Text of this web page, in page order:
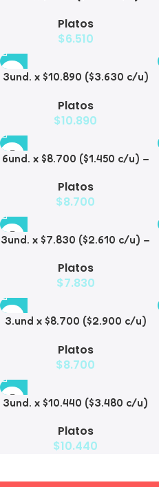
Mascotas
Platos
$6.510
3und. x $10.890 ($3.630 c/u)
para Mascotas
Platos
$10.890
6und. x $8.700 ($1.450 c/u) –
Platos
$8.700
3und. x $7.830 ($2.610 c/u) –
Mascotas
Platos
$7.830
3.und x $8.700 ($2.900 c/u)
Mascotas
Platos
$8.700
3und. x $10.440 ($3.480 c/u)
Mascotas con Bowl de Acero
Platos
$10.440